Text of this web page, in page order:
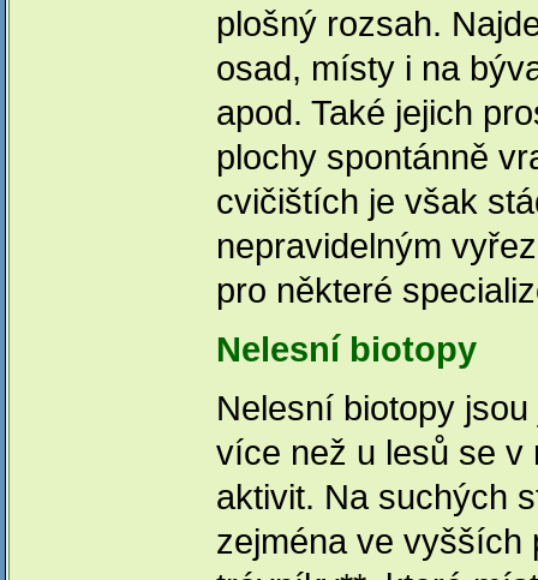
plošný rozsah.
osad, místy i na
apod. Také jejich
plochy spontánně
cvičištích je však
nepravidelným
pro některé
Nelesní biotopy
Nelesní biotopy
více než u lesů se v
aktivit. Na suchých
zejména ve vyšších